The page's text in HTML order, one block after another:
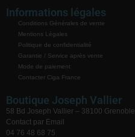
Informations légales
Conditions Générales de vente
Mentions Légales
Politique de confidentialité
Garantie / Service après vente
Mode de paiement
Contacter Ciga France
Boutique Joseph Vallier
58 Bd Joseph Vallier – 38100 Grenoble
Contact par Email
04 76 48 68 75